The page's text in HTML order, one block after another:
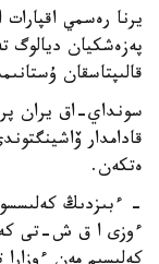
يرنا رەسمي اقپارات
پەزەشكيان ديالوگ
قالىپتاسقان
سونداي-اق يران
قادامدار
ەتكەن.
- ءبىزدىڭ
ءوزى ا ق ش-تى